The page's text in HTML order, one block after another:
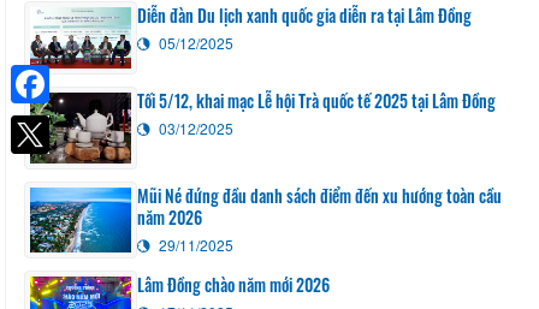
Diễn đàn Du lịch xanh quốc gia diễn ra tại Lâm Đồng
05/12/2025
Tối 5/12, khai mạc Lễ hội Trà quốc tế 2025 tại Lâm Đồng
03/12/2025
Mũi Né đứng đầu danh sách điểm đến xu hướng toàn cầu
năm 2026
29/11/2025
Lâm Đồng chào năm mới 2026
Facebook